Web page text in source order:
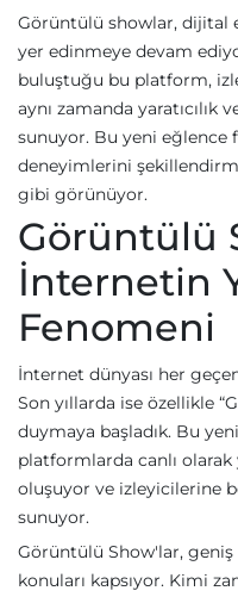
Görüntülü showlar, dijital
yer edinmeye devam
buluştuğu bu platform,
aynı zamanda yaratıcılık
sunuyor. Bu yeni eğlence
deneyimlerini
gibi görünüyor.
Görüntülü
İnternetin
Fenomeni
İnternet dünyası her
Son yıllarda ise özellikle
duymaya başladık. Bu
platformlarda canlı
oluşuyor ve izleyicilerine
sunuyor.
Görüntülü Show'lar, geniş
konuları kapsıyor. Kimi